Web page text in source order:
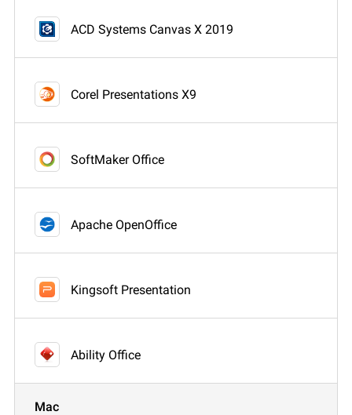
ACD Systems Canvas X 2019
Corel Presentations X9
SoftMaker Office
Apache OpenOffice
Kingsoft Presentation
Ability Office
Mac